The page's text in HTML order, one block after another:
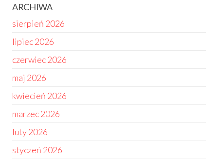
ARCHIWA
sierpień 2026
lipiec 2026
czerwiec 2026
maj 2026
kwiecień 2026
marzec 2026
luty 2026
styczeń 2026